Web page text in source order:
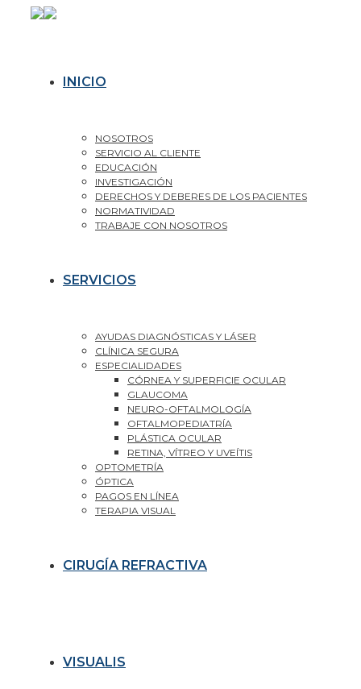
INICIO
NOSOTROS
SERVICIO AL CLIENTE
EDUCACIÓN
INVESTIGACIÓN
DERECHOS Y DEBERES DE LOS PACIENTES
NORMATIVIDAD
TRABAJE CON NOSOTROS
SERVICIOS
AYUDAS DIAGNÓSTICAS Y LÁSER
CLÍNICA SEGURA
ESPECIALIDADES
CÓRNEA Y SUPERFICIE OCULAR
GLAUCOMA
NEURO-OFTALMOLOGÍA
OFTALMOPEDIATRÍA
PLÁSTICA OCULAR
RETINA, VÍTREO Y UVEÍTIS
OPTOMETRÍA
ÓPTICA
PAGOS EN LÍNEA
TERAPIA VISUAL
CIRUGÍA REFRACTIVA
VISUALIS